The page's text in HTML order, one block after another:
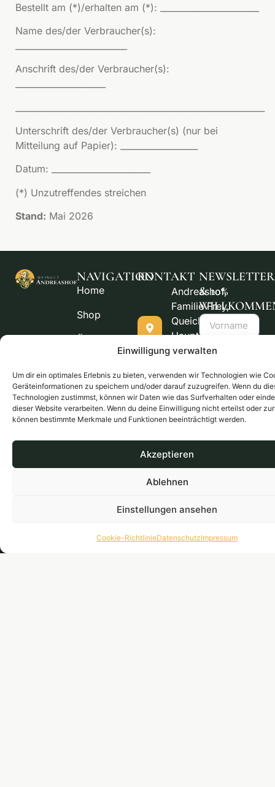
Einwilligung verwalten
Um dir ein optimales Erlebnis zu bieten, verwenden wir Technologien wie
Geräteinformationen zu speichern und/oder darauf zuzugreifen. Wenn du
Technologien zustimmst, können wir Daten wie das Surfverhalten oder
dieser Website verarbeiten. Wenn du deine Einwilligung nicht erteilst oder
können bestimmte Merkmale und Funktionen beeinträchtigt werden.
Akzeptieren
Ablehnen
Einstellungen ansehen
Cookie-RichtlinieDatenschutzImpressum
Bestellt am (*)/erhalten am (*): _______________________
Name des/der Verbraucher(s):
Anschrift des/der Verbraucher(s):
Unterschrift des/der Verbraucher(s) (nur bei
Mitteilung auf Papier): __________________
Datum: _______________________
(*) Unzutreffendes streichen
Stand: Mai 2026
NAVIGATION
Home
Shop
Über uns
Cookie-
Richtlinie
(EU)
KONTAKT
Andreashof,
Familie Frey,
Queichheimer
Hauptstr. 116
76829
andreashof-
landau@web.de
41 / 5
99
NEWSLETTER
& 10%
Ja, ich
Neuigkeiten von
Mail zur
Meine